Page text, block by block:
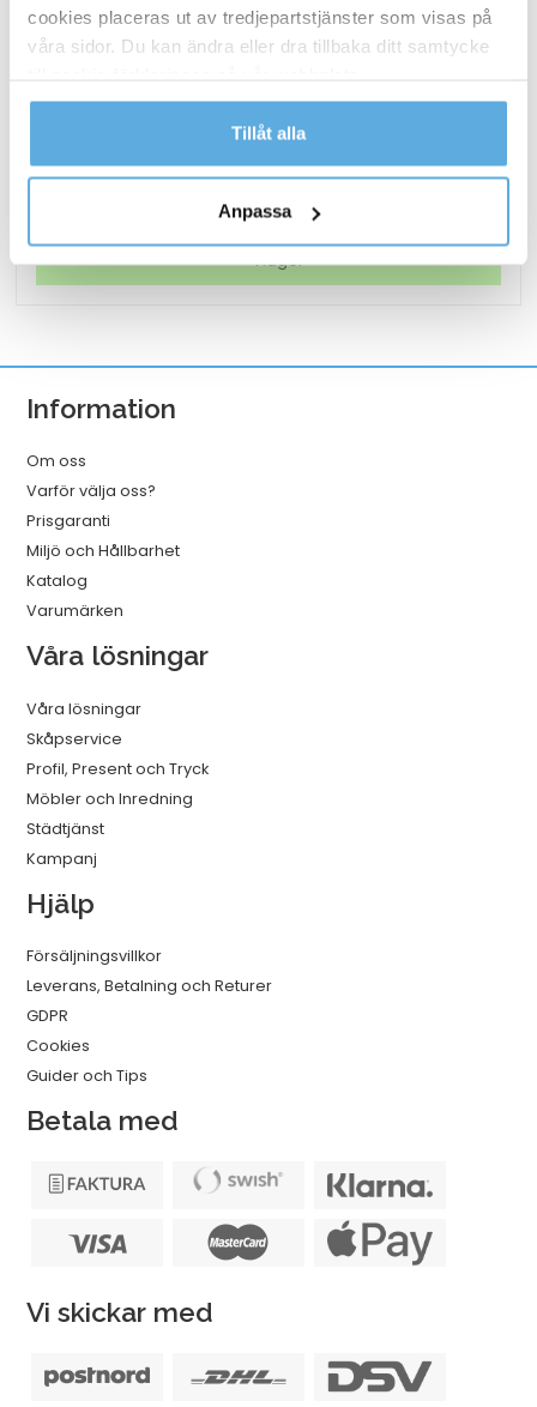
cookies placeras ut av tredjepartstjänster som visas på
våra sidor. Du kan ändra eller dra tillbaka ditt samtycke
Läs mer i vår integritetspolicy om vilka vi är, hur du
kontaktar oss och på vilket sätt vi behandlar
Tillåt alla
Anpassa
6mm
mängd
Köp nu
I lager
Information
Om oss
Varför välja oss?
Prisgaranti
Miljö och Hållbarhet
Katalog
Varumärken
Våra lösningar
Våra lösningar
Skåpservice
Profil, Present och Tryck
Möbler och Inredning
Städtjänst
Kampanj
Hjälp
Försäljningsvillkor
Leverans, Betalning och Returer
GDPR
Cookies
Guider och Tips
Betala med
Vi skickar med